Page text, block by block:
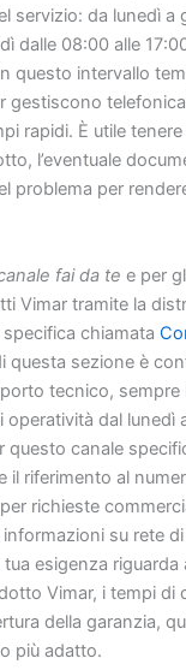
servizio: da lunedì a
dalle 08:00 alle
questo intervallo
gestiscono
rapidi. È utile
l’eventuale
problema per
fai da te e per
Vimar tramite la
specifica chiamata
questa sezione è
tecnico,
dal lunedì
questo canale
il riferimento al
richieste
su rete
esigenza
Vimar, i tempi di
della garanzia,
più adatto.